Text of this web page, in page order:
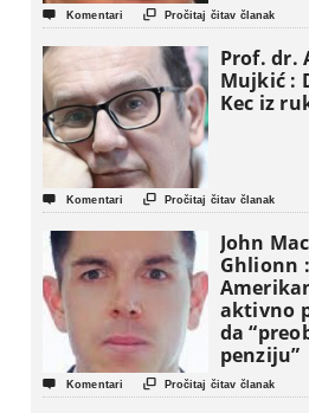
 Komentari  Pročitaj čitav članak
Prof. dr.
Mujkić :
Kec iz
 Komentari  Pročitaj čitav članak
John Mac
Ghlionn :
aktivno
da
penziju”
 Komentari  Pročitaj čitav članak